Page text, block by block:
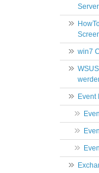
win7
Event